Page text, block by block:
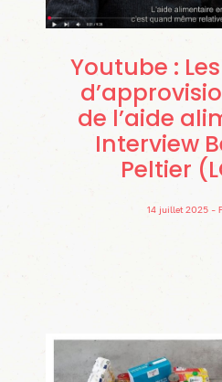
Youtube :
de l’aide
Interview
Peltier
14 juillet 2025